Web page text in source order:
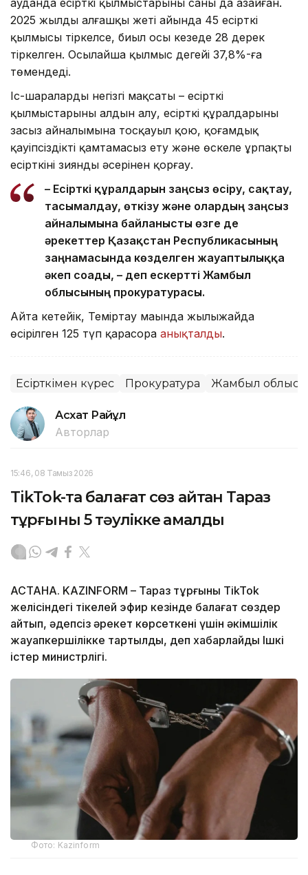
2025 жылдың алғашқы жеті айында 45 есірткі
қылмысы тіркелсе, биыл осы кезеңде 28 дерек
тіркелген. Осылайша қылмыс деңгейі 37,8%-ға
төмендеді.
Іс-шаралардың негізгі мақсаты – есірткі
қылмыстарының алдын алу, есірткі құралдарының
заңсыз айналымына тосқауыл қою, қоғамдық
қауіпсіздікті қамтамасыз ету және өскелең ұрпақты
есірткінің зиянды әсерінен қорғау.
– Есірткі құралдарын заңсыз өсіру, сақтау,
тасымалдау, өткізу және олардың заңсыз
айналымына байланысты өзге де
әрекеттер Қазақстан Республикасының
заңнамасында көзделген жауаптылыққа
әкеп соғады, – деп ескертті Жамбыл
облысының прокуратурасы.
Айта кетейік, Теміртау маңында жылыжайда
өсірілген 125 түп қарасора анықталды.
Есірткімен күрес Прокуратура Жамбыл облысы
Асхат Райқұл
Авторлар
15:46, 08 Тамыз 2026
TikTok-та балағат сөз айтқан Тараз
тұрғыны 5 тәулікке қамалды
АСТАНА. KAZINFORM – Тараз тұрғыны TikTok
желісіндегі тікелей эфир кезінде балағат сөздер
айтып, әдепсіз әрекет көрсеткені үшін әкімшілік
жауапкершілікке тартылды, деп хабарлайды Ішкі
істер министрлігі.
Фото: Kazinform